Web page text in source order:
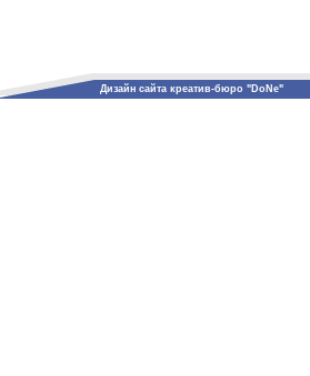
Дизайн сайта креатив-бюро "DoNe"